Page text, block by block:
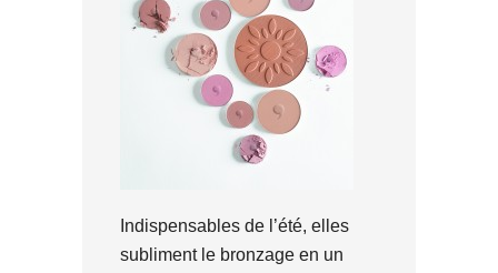
Indispensables de l’été, elles
subliment le bronzage en un